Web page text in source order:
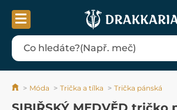
Móda Trička a tílka Trička pánská